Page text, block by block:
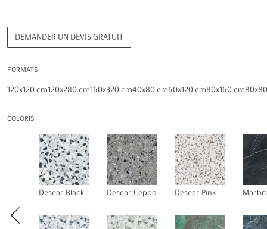
DEMANDER UN DEVIS GRATUIT
FORMATS
120x120 cm 120x280 cm 160x320 cm40x80 cm60x120 cm80x160 cm
COLORIS
Desear Black Desear Ceppo Desear Pink